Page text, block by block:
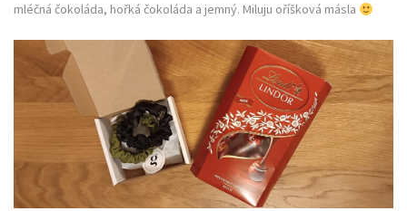
mléčná čokoláda, hořká čokoláda a jemný. Miluju oříšková másla